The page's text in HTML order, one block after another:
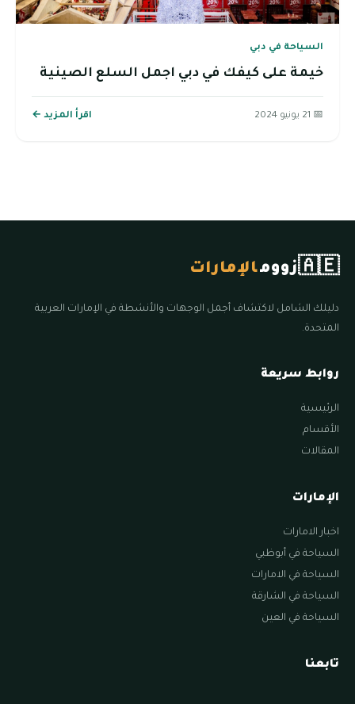
السياحة في دبي
خيمة على كيفك في دبي اجمل السلع الصينية
📅 21 يونيو 2024 اقرأ المزيد ←
🇦🇪زوومالإمارات
دليلك الشامل لاكتشاف أجمل الوجهات والأنشطة في الإمارات العربية
المتحدة.
روابط سريعة
الرئيسية
الأقسام
المقالات
الإمارات
اخبار الامارات
السياحة في أبوظبي
السياحة في الامارات
السياحة في الشارقة
السياحة في العين
تابعنا